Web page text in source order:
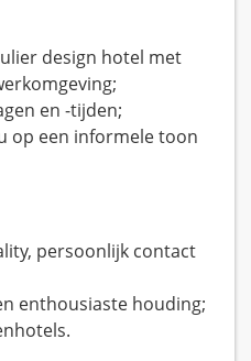
design hotel met
en -tijden;
op een informele toon
persoonlijk contact
enthousiaste houding;